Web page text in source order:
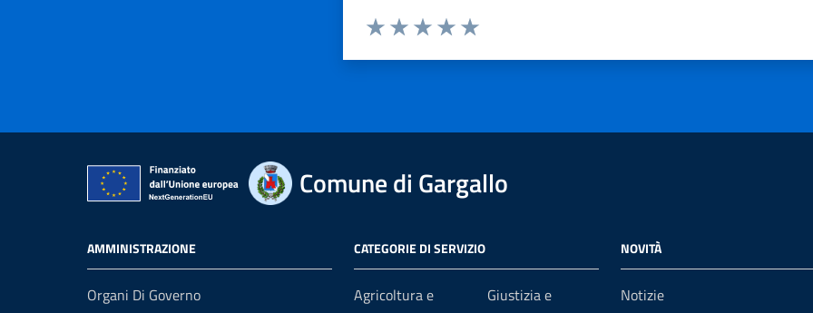
Comune di Gargallo
AMMINISTRAZIONE
Organi Di Governo
CATEGORIE DI SERVIZIO
Agricoltura e
Giustizia e
NOVITÀ
Notizie